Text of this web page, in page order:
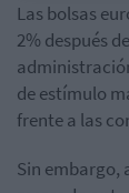
Las bolsas
2% después
de estímulo
frente a las
Sin embargo,